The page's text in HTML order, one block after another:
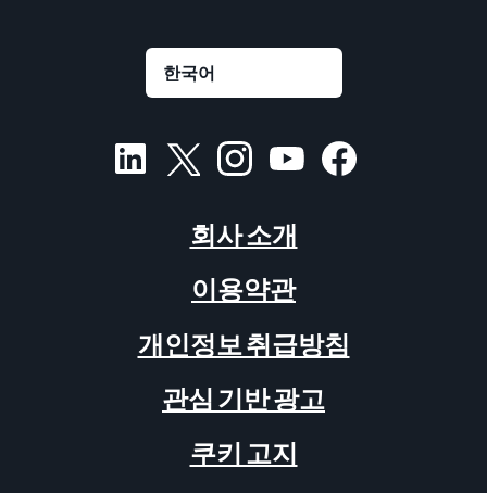
회사 소개
이용약관
개인정보 취급방침
관심 기반 광고
쿠키 고지